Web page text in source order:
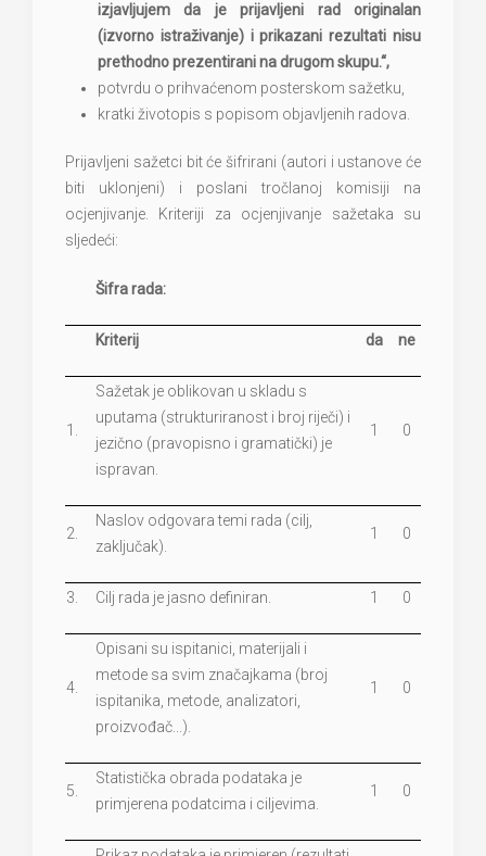
izjavljujem da je prijavljeni rad originalan
(izvorno istraživanje) i prikazani rezultati nisu
prethodno prezentirani na drugom skupu.“,
potvrdu o prihvaćenom posterskom sažetku,
kratki životopis s popisom objavljenih radova.
Prijavljeni sažetci bit će šifrirani (autori i ustanove će
biti uklonjeni) i poslani tročlanoj komisiji na
ocjenjivanje. Kriteriji za ocjenjivanje sažetaka su
sljedeći:
Šifra rada:
Kriterij da ne
1.
Sažetak je oblikovan u skladu s
uputama (strukturiranost i broj riječi) i
jezično (pravopisno i gramatički) je
ispravan.
1 0
2.
Naslov odgovara temi rada (cilj,
zaključak).
1 0
3. Cilj rada je jasno definiran. 1 0
4.
Opisani su ispitanici, materijali i
metode sa svim značajkama (broj
ispitanika, metode, analizatori,
proizvođač...).
1 0
5.
Statistička obrada podataka je
primjerena podatcima i ciljevima.
1 0